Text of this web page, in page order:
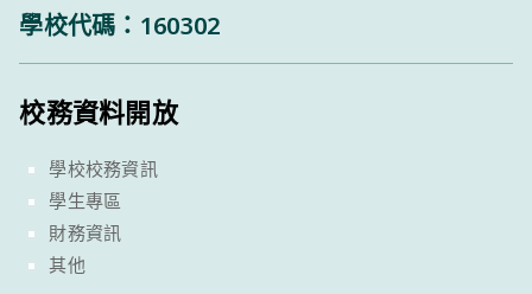
學校代碼：160302
校務資料開放
學校校務資訊
學生專區
財務資訊
其他